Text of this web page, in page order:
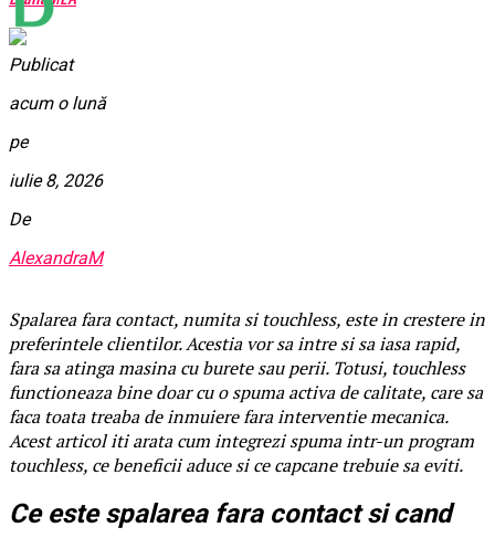
Publicat
acum o lună
pe
iulie 8, 2026
De
AlexandraM
Spalarea fara contact, numita si touchless, este in crestere in
preferintele clientilor. Acestia vor sa intre si sa iasa rapid,
fara sa atinga masina cu burete sau perii. Totusi, touchless
functioneaza bine doar cu o spuma activa de calitate, care sa
faca toata treaba de inmuiere fara interventie mecanica.
Acest articol iti arata cum integrezi spuma intr-un program
touchless, ce beneficii aduce si ce capcane trebuie sa eviti.
Ce este spalarea fara contact si cand